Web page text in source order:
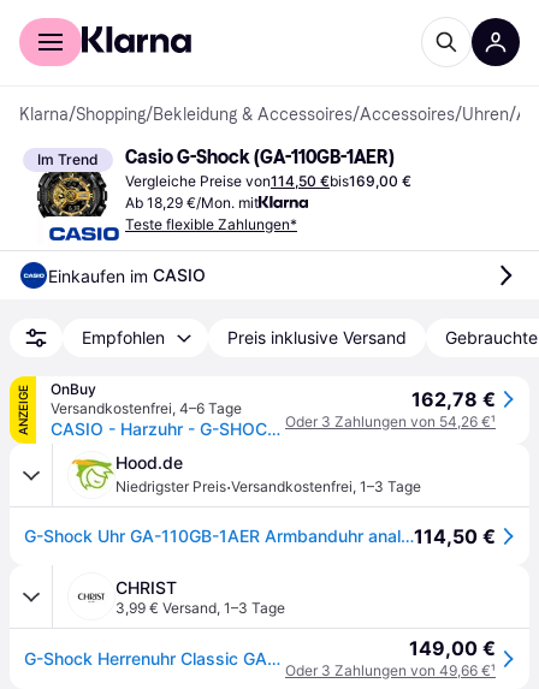
Für Shopper
Klarna/Shopping/Bekleidung & Accessoires/Accessoires/Uhren/
Im Trend Casio G-Shock (GA-110GB-1AER)
Vergleiche Preise von114,50 €bis169,00 €
Ab 18,29 €/Mon. mit
Teste flexible Zahlungen*
Einkaufen im CASIO
Empfohlen Preis inklusive Versand
ANZEIGE
OnBuy
Versandkostenfrei, 4–6 Tage
CASIO - Harzuhr - G-SHOCK - Schwarz
162,78 €
Oder 3 Zahlungen von 54,26 €¹
Hood.de
Niedrigster Preis·Versandkostenfrei, 1–3 Tage
G-Shock Uhr GA-110GB-1AER Armbanduhr analog digital114,50 €
CHRIST
3,99 € Versand, 1–3 Tage
G-Shock Herrenuhr Classic GA-110GB-1AER 149,00 €
Oder 3 Zahlungen von 49,66 €¹